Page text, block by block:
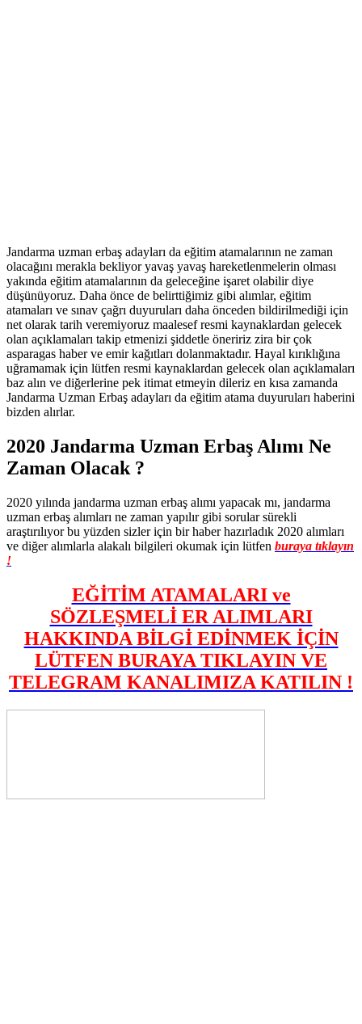
Jandarma uzman erbaş adayları da eğitim atamalarının ne zaman
olacağını merakla bekliyor yavaş yavaş hareketlenmelerin olması
yakında eğitim atamalarının da geleceğine işaret olabilir diye
düşünüyoruz. Daha önce de belirttiğimiz gibi alımlar, eğitim
atamaları ve sınav çağrı duyuruları daha önceden bildirilmediği için
net olarak tarih veremiyoruz maalesef resmi kaynaklardan gelecek
olan açıklamaları takip etmenizi şiddetle öneririz zira bir çok
asparagas haber ve emir kağıtları dolanmaktadır. Hayal kırıklığına
uğramamak için lütfen resmi kaynaklardan gelecek olan açıklamaları
baz alın ve diğerlerine pek itimat etmeyin dileriz en kısa zamanda
Jandarma Uzman Erbaş adayları da eğitim atama duyuruları haberini
bizden alırlar.
2020 Jandarma Uzman Erbaş Alımı Ne
Zaman Olacak ?
2020 yılında jandarma uzman erbaş alımı yapacak mı, jandarma
uzman erbaş alımları ne zaman yapılır gibi sorular sürekli
araştırılıyor bu yüzden sizler için bir haber hazırladık 2020 alımları
ve diğer alımlarla alakalı bilgileri okumak için lütfen buraya tıklayın
!
EĞİTİM ATAMALARI ve
SÖZLEŞMELİ ER ALIMLARI
HAKKINDA BİLGİ EDİNMEK İÇİN
LÜTFEN BURAYA TIKLAYIN VE
TELEGRAM KANALIMIZA KATILIN !